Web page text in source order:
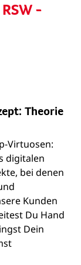
-
Theorie
Virtuosen:
digitalen
bei denen
Kunden
Du Hand
Dein